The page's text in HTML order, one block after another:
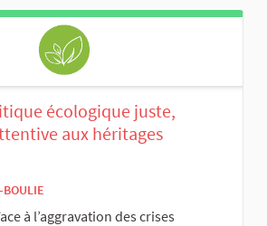
écologique juste,
aux héritages
à l’aggravation des crises